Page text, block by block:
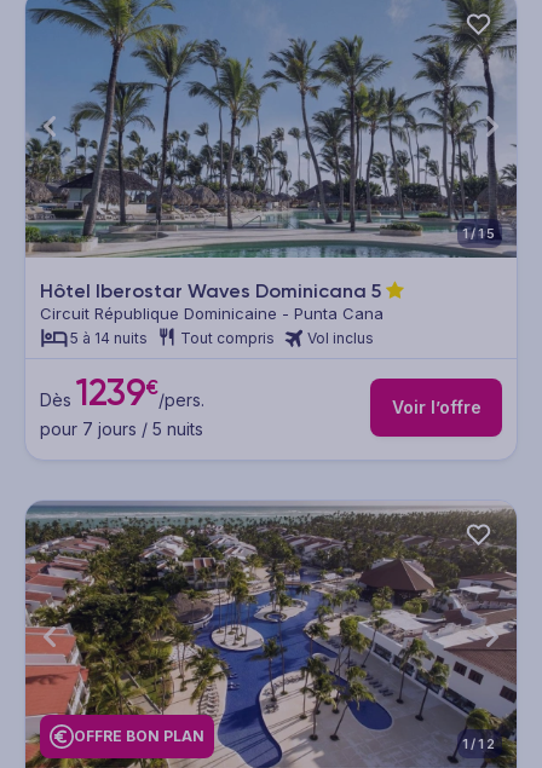
1/15
Hôtel Iberostar Waves Dominicana 5
Circuit République Dominicaine - Punta Cana
5 à 14 nuits Tout compris Vol inclus
Dès 1239€/pers.
pour 7 jours / 5 nuits
Voir l’offre
OFFRE BON PLAN 1/12